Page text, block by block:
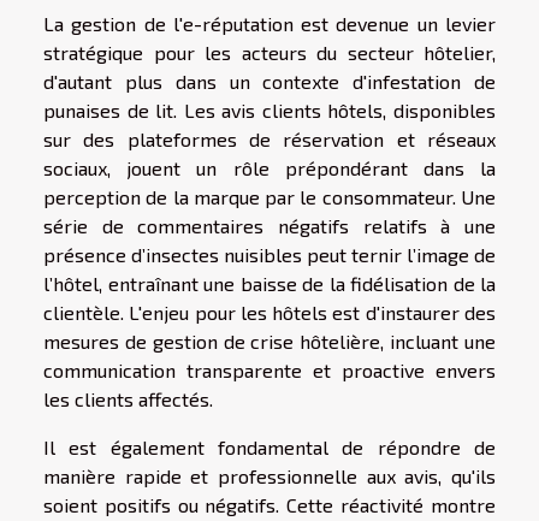
La gestion de l'e-réputation est devenue un levier
stratégique pour les acteurs du secteur hôtelier,
d'autant plus dans un contexte d'infestation de
punaises de lit. Les avis clients hôtels, disponibles
sur des plateformes de réservation et réseaux
sociaux, jouent un rôle prépondérant dans la
perception de la marque par le consommateur. Une
série de commentaires négatifs relatifs à une
présence d’insectes nuisibles peut ternir l’image de
l’hôtel, entraînant une baisse de la fidélisation de la
clientèle. L'enjeu pour les hôtels est d'instaurer des
mesures de gestion de crise hôtelière, incluant une
communication transparente et proactive envers
les clients affectés.
Il est également fondamental de répondre de
manière rapide et professionnelle aux avis, qu'ils
soient positifs ou négatifs. Cette réactivité montre